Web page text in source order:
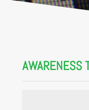
AWARENESS